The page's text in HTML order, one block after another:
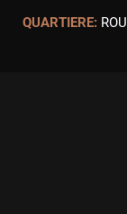
QUARTIERE: